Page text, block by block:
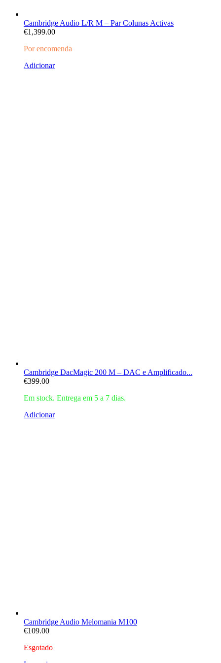
Cambridge Audio L/R M – Par Colunas Activas
€1,399.00
Por encomenda
Adicionar
Cambridge DacMagic 200 M – DAC e Amplificado...
€399.00
Em stock. Entrega em 5 a 7 dias.
Adicionar
Cambridge Audio Melomania M100
€109.00
Esgotado